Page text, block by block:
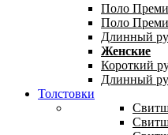
Поло
Поло
Длинный
Женские
Короткий
Длинный
Толстовки